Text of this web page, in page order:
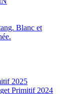
Blanc et
2025
Primitif 2024